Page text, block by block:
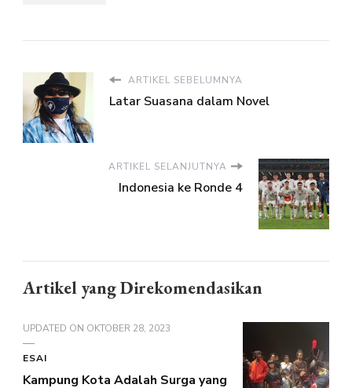
ARTIKEL SEBELUMNYA
Latar Suasana dalam Novel
ARTIKEL SELANJUTNYA
Indonesia ke Ronde 4
Artikel yang Direkomendasikan
UPDATED ON OKTOBER 28, 2023
ESAI
Kampung Kota Adalah Surga yang